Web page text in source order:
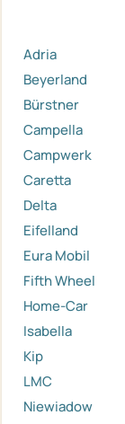
Adria
Beyerland
Bürstner
Campella
Campwerk
Caretta
Delta
Eifelland
Eura Mobil
Fifth Wheel
Home-Car
Isabella
Kip
LMC
Niewiadow